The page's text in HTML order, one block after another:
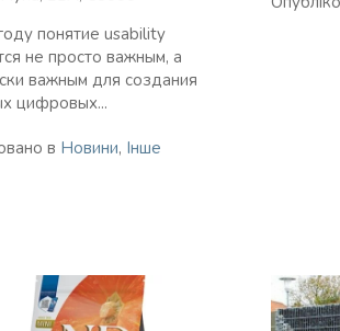
понятие usability
не просто важным, а
важным для создания
цифровых...
в Новини, Інше